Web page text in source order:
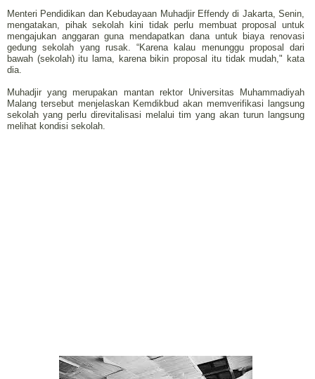
Menteri Pendidikan dan Kebudayaan Muhadjir Effendy di Jakarta, Senin,
mengatakan, pihak sekolah kini tidak perlu membuat proposal untuk
mengajukan anggaran guna mendapatkan dana untuk biaya renovasi
gedung sekolah yang rusak. “Karena kalau menunggu proposal dari
bawah (sekolah) itu lama, karena bikin proposal itu tidak mudah," kata
dia.
Muhadjir yang merupakan mantan rektor Universitas Muhammadiyah
Malang tersebut menjelaskan Kemdikbud akan memverifikasi langsung
sekolah yang perlu direvitalisasi melalui tim yang akan turun langsung
melihat kondisi sekolah.